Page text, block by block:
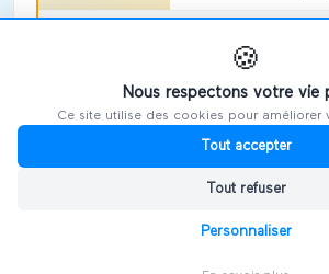
Technologie & Innovation
Voir le stand →
Art'huy
🍪
Nous respectons votre vie
Ce site utilise des cookies pour améliorer
Tout accepter
Tout refuser
Personnaliser